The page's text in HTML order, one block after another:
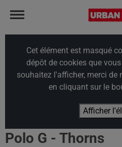
Cet élément est masqué
dépôt de cookies que
souhaitez l'afficher, merci de
en cliquant sur le
Afficher
Polo G - Thorns